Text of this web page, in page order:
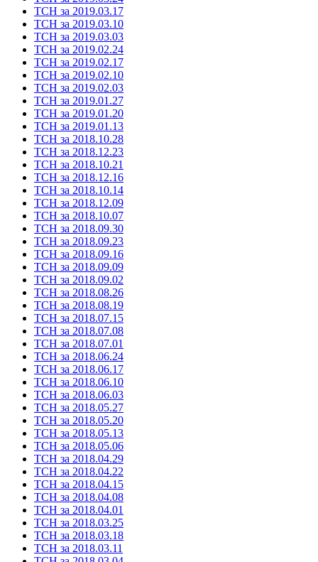
ТСН за 2019.03.17
ТСН за 2019.03.10
ТСН за 2019.03.03
ТСН за 2019.02.24
ТСН за 2019.02.17
ТСН за 2019.02.10
ТСН за 2019.02.03
ТСН за 2019.01.27
ТСН за 2019.01.20
ТСН за 2019.01.13
ТСН за 2018.10.28
ТСН за 2018.12.23
ТСН за 2018.10.21
ТСН за 2018.12.16
ТСН за 2018.10.14
ТСН за 2018.12.09
ТСН за 2018.10.07
ТСН за 2018.09.30
ТСН за 2018.09.23
ТСН за 2018.09.16
ТСН за 2018.09.09
ТСН за 2018.09.02
ТСН за 2018.08.26
ТСН за 2018.08.19
ТСН за 2018.07.15
ТСН за 2018.07.08
ТСН за 2018.07.01
ТСН за 2018.06.24
ТСН за 2018.06.17
ТСН за 2018.06.10
ТСН за 2018.06.03
ТСН за 2018.05.27
ТСН за 2018.05.20
ТСН за 2018.05.13
ТСН за 2018.05.06
ТСН за 2018.04.29
ТСН за 2018.04.22
ТСН за 2018.04.15
ТСН за 2018.04.08
ТСН за 2018.04.01
ТСН за 2018.03.25
ТСН за 2018.03.18
ТСН за 2018.03.11